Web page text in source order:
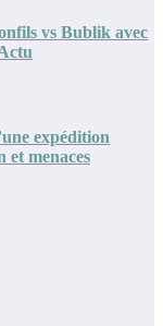
vs Bublik avec
expédition
et menaces